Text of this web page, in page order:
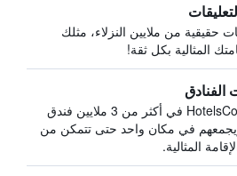
حقيقية من ملايين النزلاء، مثلك
المثالية بكل ثقة!
يبحث HotelsCombined في أكثر من 3 ملايين فندق
في مكان واحد حتى تتمكن من
المثالية.